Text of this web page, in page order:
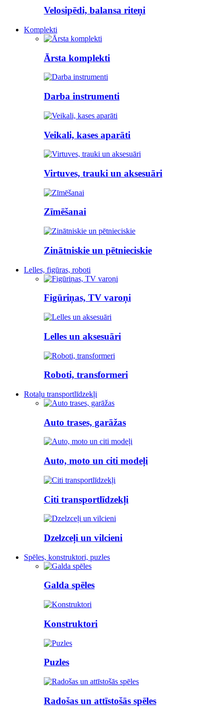
Velosipēdi, balansa riteņi
Komplekti
Ārsta komplekti
Darba instrumenti
Veikali, kases aparāti
Virtuves, trauki un aksesuāri
Zīmēšanai
Zinātniskie un pētnieciskie
Lelles, figūras, roboti
Figūriņas, TV varoņi
Lelles un aksesuāri
Roboti, transformeri
Rotaļu transportlīdzekļi
Auto trases, garāžas
Auto, moto un citi modeļi
Citi transportlīdzekļi
Dzelzceļi un vilcieni
Spēles, konstruktori, puzles
Galda spēles
Konstruktori
Puzles
Radošas un attīstošās spēles